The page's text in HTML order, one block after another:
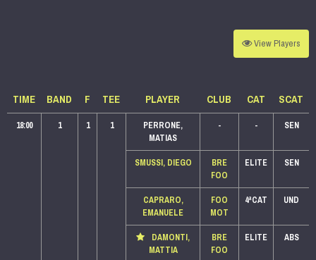
ViewPlayers
TIME BAND F TEE PLAYER CLUB CAT SCAT
18:00 1 1 1
PERRONE,
MATIAS
- - SEN
SMUSSI, DIEGO
BRE
FOO
ELITE SEN
CAPRARO,
EMANUELE
FOO
MOT
4ªCAT UND
DAMONTI,
MATTIA
BRE
FOO
ELITE ABS